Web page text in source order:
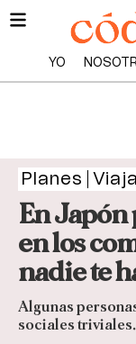
YO
Planes
En Japón
en los
nadie te
Algunas
sociales